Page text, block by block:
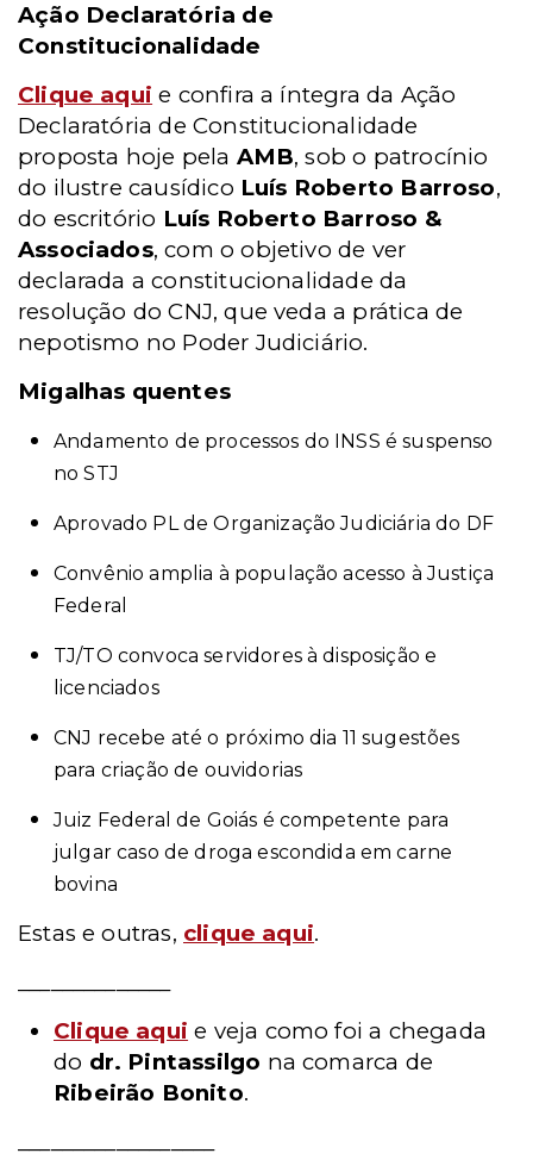
Ação Declaratória de
Constitucionalidade
Clique aqui e confira a íntegra da Ação
Declaratória de Constitucionalidade
proposta hoje pela AMB, sob o patrocínio
do ilustre causídico Luís Roberto Barroso,
do escritório Luís Roberto Barroso &
Associados, com o objetivo de ver
declarada a constitucionalidade da
resolução do CNJ, que veda a prática de
nepotismo no Poder Judiciário.
Migalhas quentes
Andamento de processos do INSS é suspenso
no STJ
Aprovado PL de Organização Judiciária do DF
Convênio amplia à população acesso à Justiça
Federal
TJ/TO convoca servidores à disposição e
licenciados
CNJ recebe até o próximo dia 11 sugestões
para criação de ouvidorias
Juiz Federal de Goiás é competente para
julgar caso de droga escondida em carne
bovina
Estas e outras, clique aqui.
Clique aqui e veja como foi a chegada
do dr. Pintassilgo na comarca de
Ribeirão Bonito.